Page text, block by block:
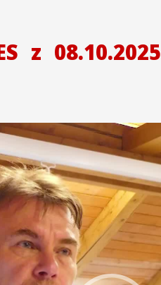
z 08.10.2025